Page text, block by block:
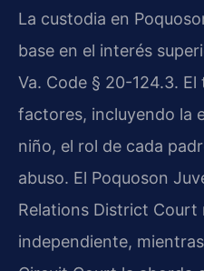
La custodia en
base en el interés
Va. Code § 20-124.3.
factores, incluyendo la
niño, el rol de cada
abuso. El Poquoson
Relations District Court
independiente,